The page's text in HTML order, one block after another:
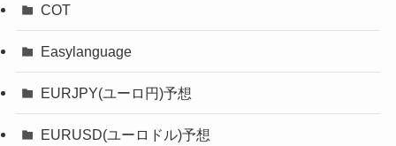
COT
Easylanguage
EURJPY(ユーロ円)予想
EURUSD(ユーロドル)予想